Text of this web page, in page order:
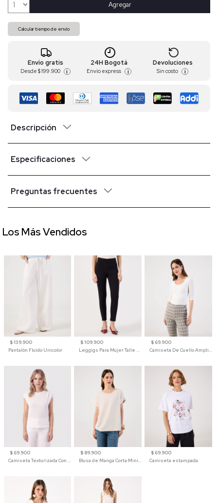
Agregar
Calcular tiempo de envío
Envío gratis
Desde $ 199.900 i
24H Bogotá
Envío express i
Devoluciones
Sin costo i
Descripción
Especificaciones
Preguntas frecuentes
$ 139.900
Pantalón Fluido Unicolor
$ 109.900
Leggigs Para Mujer Talle Alto Liso
$ 69.900
Camiseta De Cuello Amplio Y Manga 3/4 Para Mujer
$ 69.900
Camiseta Texturizada Con Hombro Caído Para Mujer
$ 89.900
Blusa de Manga Corta Minimalista para Mujer
$ 69.900
Camiseta estampada
Los Más Vendidos